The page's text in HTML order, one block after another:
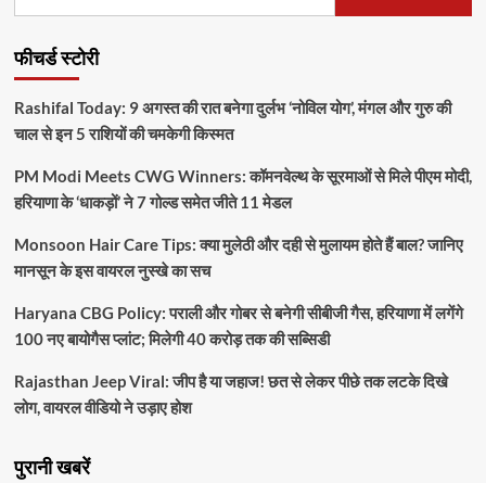
फीचर्ड स्टोरी
Rashifal Today: 9 अगस्त की रात बनेगा दुर्लभ ‘नोविल योग’, मंगल और गुरु की
चाल से इन 5 राशियों की चमकेगी किस्मत
PM Modi Meets CWG Winners: कॉमनवेल्थ के सूरमाओं से मिले पीएम मोदी,
हरियाणा के ‘धाकड़ों’ ने 7 गोल्ड समेत जीते 11 मेडल
Monsoon Hair Care Tips: क्या मुलेठी और दही से मुलायम होते हैं बाल? जानिए
मानसून के इस वायरल नुस्खे का सच
Haryana CBG Policy: पराली और गोबर से बनेगी सीबीजी गैस, हरियाणा में लगेंगे
100 नए बायोगैस प्लांट; मिलेगी 40 करोड़ तक की सब्सिडी
Rajasthan Jeep Viral: जीप है या जहाज! छत से लेकर पीछे तक लटके दिखे
लोग, वायरल वीडियो ने उड़ाए होश
पुरानी खबरें